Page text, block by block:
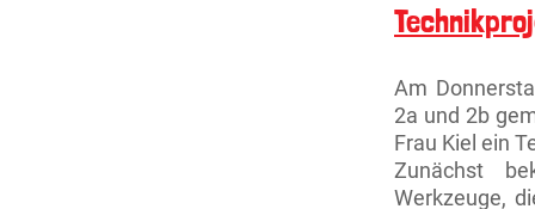
Am
2a und 2b
Frau Kiel ein
Zunächst
Werkzeuge,